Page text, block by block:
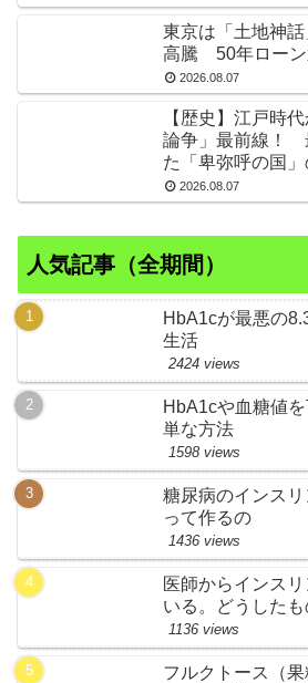
東京は「土地神
高騰 50年ローン
2026.08.07
【歴史】江戸時
論争」最前線！
た「卑弥呼の国
2026.08.07
人気記事（全期間）
HbA1cが最悪の
生活
2424 views
HbA1cや血糖値
単な方法
1598 views
糖尿病のインス
って作るの
1436 views
医師からインス
いる。どうした
1136 views
フルクトース（